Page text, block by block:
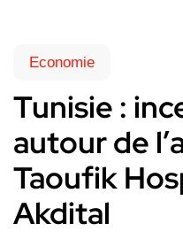
Economie
Tunisie :
autour de
Taoufik
Akdital